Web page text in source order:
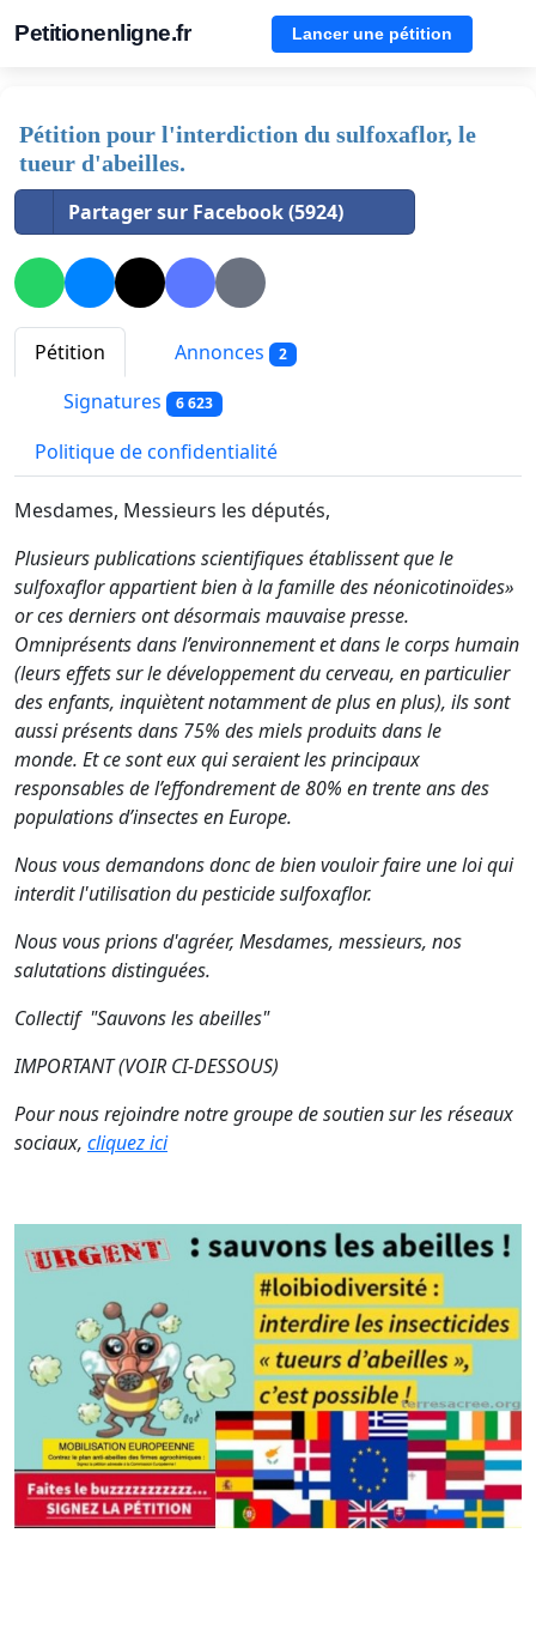
Petitionenligne.fr Lancer une pétition
Pétition pour l'interdiction du sulfoxaflor, le
tueur d'abeilles.
Partager sur Facebook (5924)
Pétition Annonces 2
Signatures 6 623
Politique de confidentialité
Mesdames, Messieurs les députés,
Plusieurs publications scientifiques établissent que le
sulfoxaflor appartient bien à la famille des néonicotinoïdes»
or ces derniers ont désormais mauvaise presse.
Omniprésents dans l’environnement et dans le corps humain
(leurs effets sur le développement du cerveau, en particulier
des enfants, inquiètent notamment de plus en plus), ils sont
aussi présents dans 75% des miels produits dans le
monde. Et ce sont eux qui seraient les principaux
responsables de l’effondrement de 80% en trente ans des
populations d’insectes en Europe.
Nous vous demandons donc de bien vouloir faire une loi qui
interdit l'utilisation du pesticide sulfoxaflor.
Nous vous prions d'agréer, Mesdames, messieurs, nos
salutations distinguées.
Collectif "Sauvons les abeilles"
IMPORTANT (VOIR CI-DESSOUS)
Pour nous rejoindre notre groupe de soutien sur les réseaux
sociaux, cliquez ici